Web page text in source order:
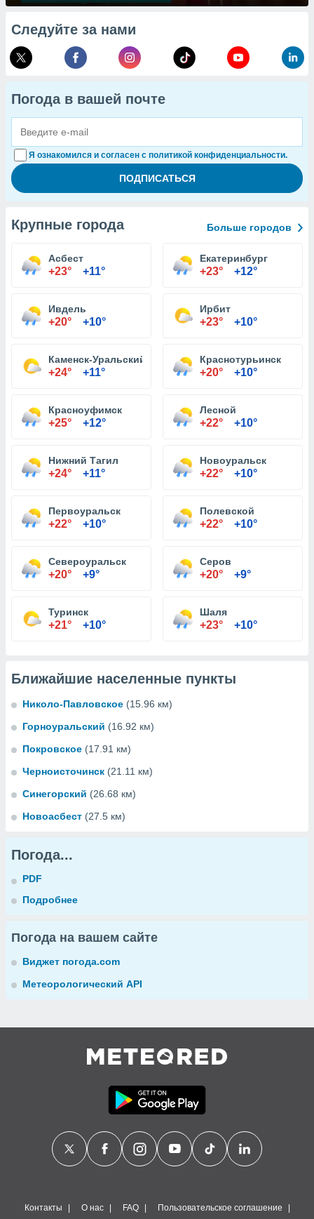
Следуйте за нами
Погода в вашей почте
Я ознакомился и согласен с политикой конфиденциальности.
Крупные города Больше городов
Асбест
+23° +11°
Екатеринбург
+23° +12°
Ивдель
+20° +10°
Ирбит
+23° +10°
Каменск-Уральский
+24° +11°
Краснотурьинск
+20° +10°
Красноуфимск
+25° +12°
Лесной
+22° +10°
Нижний Тагил
+24° +11°
Новоуральск
+22° +10°
Первоуральск
+22° +10°
Полевской
+22° +10°
Североуральск
+20° +9°
Серов
+20° +9°
Туринск
+21° +10°
Шаля
+23° +10°
Ближайшие населенные пункты
Николо-Павловское (15.96 км)
Горноуральский (16.92 км)
Покровское (17.91 км)
Черноисточинск (21.11 км)
Синегорский (26.68 км)
Новоасбест (27.5 км)
Погода...
PDF
Подробнее
Погода на вашем сайте
Виджет погода.com
Метеорологический API
Контакты О нас FAQ Пользовательское соглашение